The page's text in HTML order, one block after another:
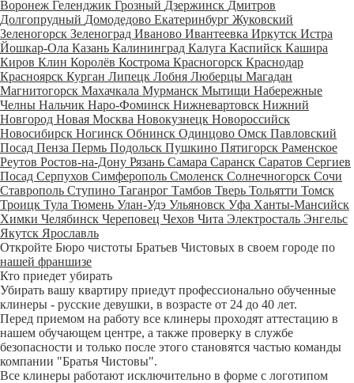
Воронеж Геленджик Грозный Дзержинск Дмитров
Долгопрудный Домодедово Екатеринбург Жуковский
Зеленогорск Зеленоград Иваново Ивантеевка Иркутск Истра
Йошкар-Ола Казань Калининград Калуга Каспийск Кашира
Киров Клин Королёв Кострома Красногорск Краснодар
Красноярск Курган Липецк Лобня Люберцы Магадан
Магнитогорск Махачкала Мурманск Мытищи Набережные
Челны Нальчик Наро-Фоминск Нижневартовск Нижний
Новгород Новая Москва Новокузнецк Новороссийск
Новосибирск Ногинск Обнинск Одинцово Омск Павловский
Посад Пенза Пермь Подольск Пушкино Пятигорск Раменское
Реутов Ростов-на-Дону Рязань Самара Саранск Саратов Сергиев
Посад Серпухов Симферополь Смоленск Солнечногорск Сочи
Ставрополь Ступино Таганрог Тамбов Тверь Тольятти Томск
Троицк Тула Тюмень Улан-Удэ Ульяновск Уфа Ханты-Мансийск
Химки Челябинск Череповец Чехов Чита Электросталь Энгельс
Якутск Ярославль
Откройте Бюро чистоты Братьев Чистовых в своем городе по
нашей франшизе
Кто приедет убирать
Убирать вашу квартиру приедут профессионально обученные
клинеры - русские девушки, в возрасте от 24 до 40 лет.
Перед приемом на работу все клинеры проходят аттестацию в
нашем обучающем центре, а также проверку в службе
безопасности и только после этого становятся частью команды
компании "Братья Чистовы".
Все клинеры работают исключительно в форме с логотипом